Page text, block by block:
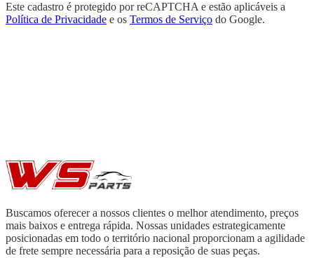
Este cadastro é protegido por reCAPTCHA e estão aplicáveis a
Política de Privacidade e os Termos de Serviço do Google.
Buscamos oferecer a nossos clientes o melhor atendimento, preços
mais baixos e entrega rápida. Nossas unidades estrategicamente
posicionadas em todo o território nacional proporcionam a agilidade
de frete sempre necessária para a reposição de suas peças.